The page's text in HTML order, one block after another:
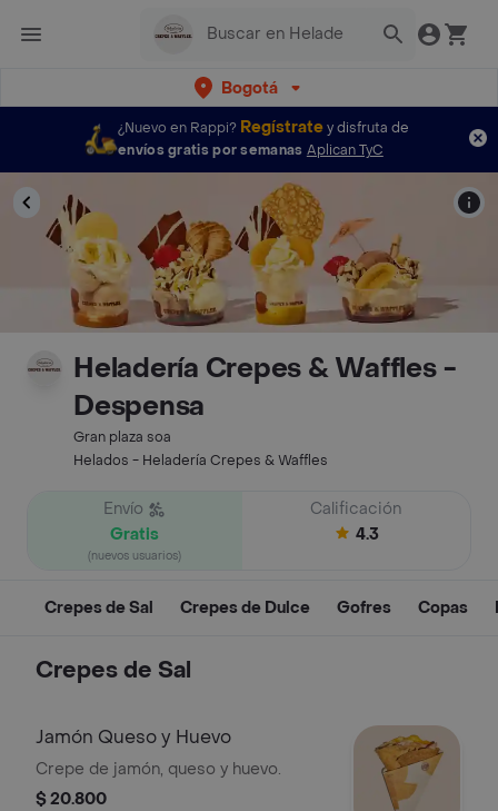
Bogotá
¿Nuevo en Rappi? Regístratey disfruta de
envíos gratis por semanas Aplican TyC
Heladería Crepes & Waffles -
Despensa
Gran plaza soa
Helados - Heladería Crepes & Waffles
Envío
Gratis
(nuevos usuarios)
Calificación
4.3
Crepes de Sal Crepes de Dulce Gofres Copas
Crepes de Sal
Jamón Queso y Huevo
Crepe de jamón, queso y huevo.
$ 20.800